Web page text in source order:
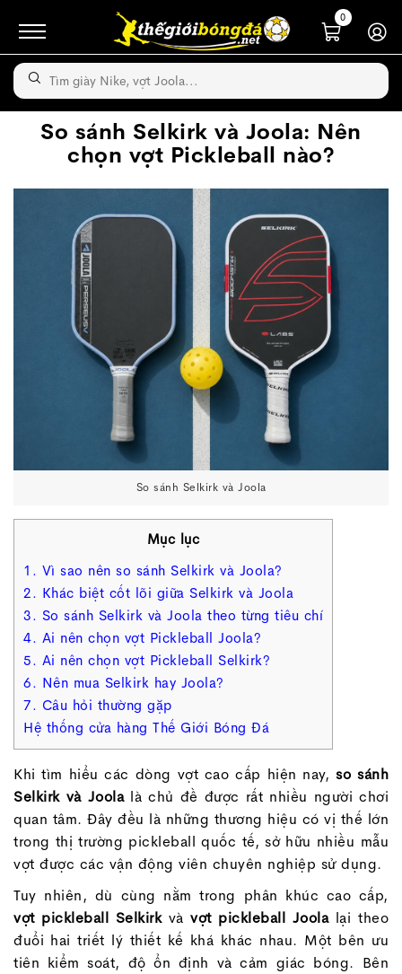
0
So sánh Selkirk và Joola: Nên
chọn vợt Pickleball nào?
So sánh Selkirk và Joola
Mục lục
1. Vì sao nên so sánh Selkirk và Joola?
2. Khác biệt cốt lõi giữa Selkirk và Joola
3. So sánh Selkirk và Joola theo từng tiêu chí
4. Ai nên chọn vợt Pickleball Joola?
5. Ai nên chọn vợt Pickleball Selkirk?
6. Nên mua Selkirk hay Joola?
7. Câu hỏi thường gặp
Hệ thống cửa hàng Thế Giới Bóng Đá
Khi tìm hiểu các dòng vợt cao cấp hiện nay,so sánh
Selkirk và Joolalà chủ đề được rất nhiều người chơi
quan tâm. Đây đều là những thương hiệu có vị thế lớn
trong thị trường pickleball quốc tế, sở hữu nhiều mẫu
vợt được các vận động viên chuyên nghiệp sử dụng.
Tuy nhiên, dù cùng nằm trong phân khúc cao cấp,
vợt pickleball Selkirkvàvợt pickleball Joolalại theo
đuổi hai triết lý thiết kế khá khác nhau. Một bên ưu
tiên kiểm soát, độ ổn định và cảm giác bóng. Bên